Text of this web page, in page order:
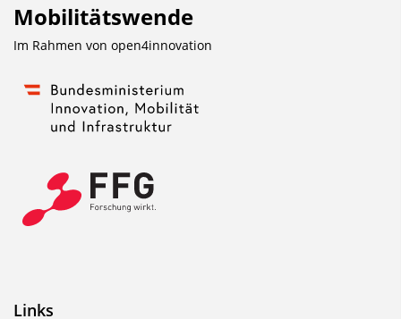
Mobilitätswende
Im Rahmen von open4innovation
Links